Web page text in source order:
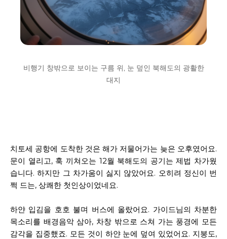
비행기 창밖으로 보이는 구름 위, 눈 덮인 북해도의 광활한
대지
치토세 공항에 도착한 것은 해가 저물어가는 늦은 오후였어요.
문이 열리고, 훅 끼쳐오는 12월 북해도의 공기는 제법 차가웠
습니다. 하지만 그 차가움이 싫지 않았어요. 오히려 정신이 번
쩍 드는, 상쾌한 첫인상이었네요.
하얀 입김을 호호 불며 버스에 올랐어요. 가이드님의 차분한
목소리를 배경음악 삼아, 차창 밖으로 스쳐 가는 풍경에 모든
감각을 집중했죠. 모든 것이 하얀 눈에 덮여 있었어요. 지붕도,